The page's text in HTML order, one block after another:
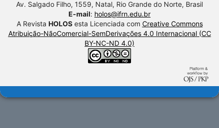
Av. Salgado Filho, 1559, Natal, Rio Grande do Norte, Brasil
E-mail: holos@ifrn.edu.br
A Revista HOLOSesta Licenciada com Creative Commons
Atribuição-NãoComercial-SemDerivações 4.0 Internacional (CC
BY-NC-ND 4.0)